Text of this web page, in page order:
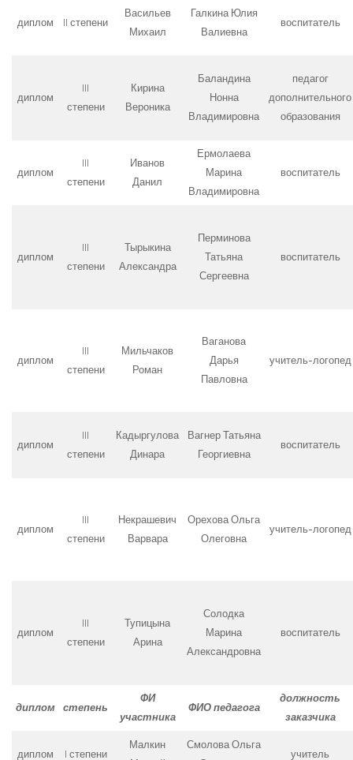
диплом II степени
Васильев
Михаил
Галкина Юлия
Валиевна
воспитатель
диплом
III
степени
Кирина
Вероника
Баландина
Нонна
Владимировна
педагог
дополнительного
образования
диплом
III
степени
Иванов
Данил
Ермолаева
Марина
Владимировна
воспитатель
диплом
III
степени
Тырыкина
Александра
Перминова
Татьяна
Сергеевна
воспитатель
диплом
III
степени
Мильчаков
Роман
Ваганова
Дарья
Павловна
учитель-логопед
диплом
III
степени
Кадыргулова
Динара
Вагнер Татьяна
Георгиевна
воспитатель
диплом
III
степени
Некрашевич
Варвара
Орехова Ольга
Олеговна
учитель-логопед
диплом
III
степени
Тупицына
Арина
Солодка
Марина
Александровна
воспитатель
диплом степень
ФИ
участника
ФИО педагога
должность
заказчика
диплом I степени
Малкин
Смолова Ольга
учитель